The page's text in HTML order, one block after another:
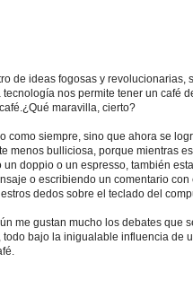
de ideas fogosas y revolucionarias,
nos permite tener un café
maravilla, cierto?
como siempre, sino que ahora se
menos bulliciosa, porque mientras
un doppio o un espresso, también
o escribiendo un comentario
dedos sobre el teclado del
me gustan mucho los debates que
todo bajo la inigualable influencia de